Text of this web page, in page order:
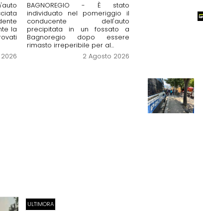
la
BAGNOREGIO - È stato
individuato nel pomeriggio il
conducente dell'auto
precipitata in un fossato a
Bagnoregio dopo essere
rimasto irreperibile per al...
2 Agosto 2026
ULTIMORA